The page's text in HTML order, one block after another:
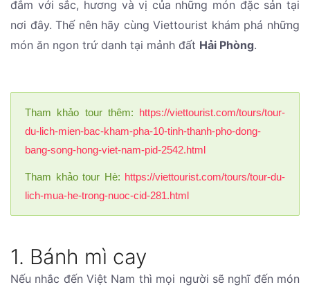
đắm với sắc, hương và vị của những món đặc sản tại
nơi đây. Thế nên hãy cùng Viettourist khám phá những
món ăn ngon trứ danh tại mảnh đất Hải Phòng.
Tham khảo tour thêm: https://viettourist.com/tours/tour-
du-lich-mien-bac-kham-pha-10-tinh-thanh-pho-dong-
bang-song-hong-viet-nam-pid-2542.html
Tham khảo tour Hè: https://viettourist.com/tours/tour-du-
lich-mua-he-trong-nuoc-cid-281.html
1. Bánh mì cay
Nếu nhắc đến Việt Nam thì mọi người sẽ nghĩ đến món